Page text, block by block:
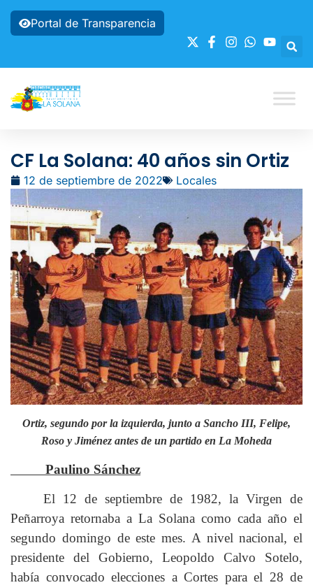
Portal de Transparencia
CF La Solana: 40 años sin Ortiz
12 de septiembre de 2022 Locales
Ortiz, segundo por la izquierda, junto a Sancho III, Felipe,
Roso y Jiménez antes de un partido en La Moheda
Paulino Sánchez
El 12 de septiembre de 1982, la Virgen de
Peñarroya retornaba a La Solana como cada año el
segundo domingo de este mes. A nivel nacional, el
presidente del Gobierno, Leopoldo Calvo Sotelo,
había convocado elecciones a Cortes para el 28 de